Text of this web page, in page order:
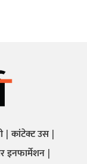
कांटेक्ट उस
इनफार्मेशन